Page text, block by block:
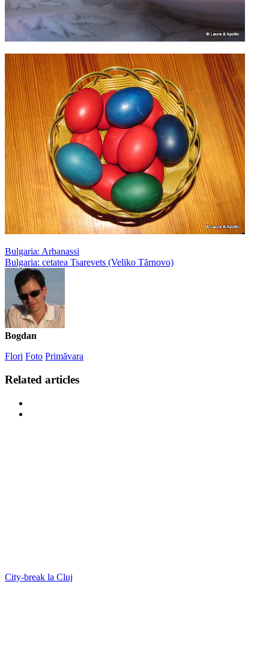
Bulgaria: Arbanassi
Bulgaria: cetatea Tsarevets (Veliko Tărnovo)
Bogdan
Flori Foto Primăvara
Related articles
City-break la Cluj